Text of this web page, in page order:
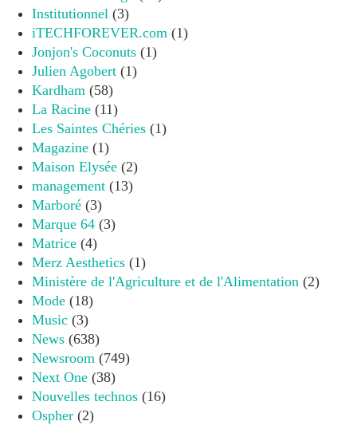
Institutionnel (3)
iTECHFOREVER.com (1)
Jonjon's Coconuts (1)
Julien Agobert (1)
Kardham (58)
La Racine (11)
Les Saintes Chéries (1)
Magazine (1)
Maison Elysée (2)
management (13)
Marboré (3)
Marque 64 (3)
Matrice (4)
Merz Aesthetics (1)
Ministère de l'Agriculture et de l'Alimentation (2)
Mode (18)
Music (3)
News (638)
Newsroom (749)
Next One (38)
Nouvelles technos (16)
Ospher (2)